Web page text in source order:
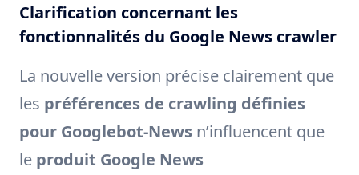
Clarification concernant les
fonctionnalités du Google News crawler
La nouvelle version précise clairement que
les préférences de crawling définies
pour Googlebot-News n’influencent que
le produit Google News